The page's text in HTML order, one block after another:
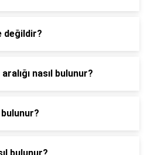
değildir?
nasıl bulunur?